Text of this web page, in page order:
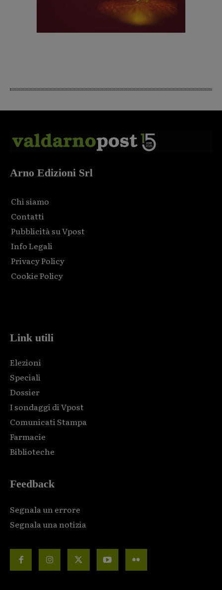
Arno Edizioni Srl
Chi siamo
Contatti
Pubblicità su Vpost
Info Legali
Privacy Policy
Cookie Policy
Link utili
Elezioni
Speciali
Dossier
I sondaggi di Vpost
Comunicati Stampa
Farmacie
Biblioteche
Feedback
Segnala un errore
Segnala una notizia